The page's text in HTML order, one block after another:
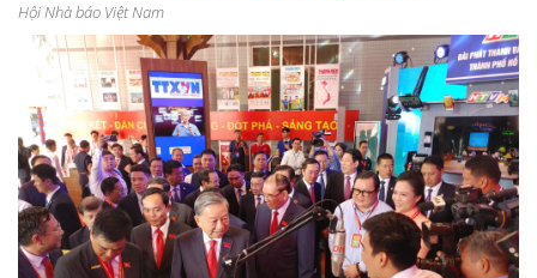
Hội Nhà báo Việt Nam